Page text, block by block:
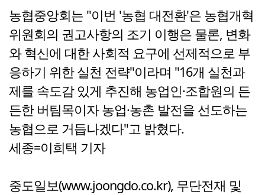
농협중앙회는 "이번 '농협 대전환'은 농협개혁
위원회의 권고사항의 조기 이행은 물론, 변화
와 혁신에 대한 사회적 요구에 선제적으로 부
응하기 위한 실천 전략"이라며 "16개 실천과
제를 속도감 있게 추진해 농업인·조합원의 든
든한 버팀목이자 농업·농촌 발전을 선도하는
농협으로 거듭나겠다"고 밝혔다.
세종=이희택 기자
중도일보(www.joongdo.co.kr), 무단전재 및